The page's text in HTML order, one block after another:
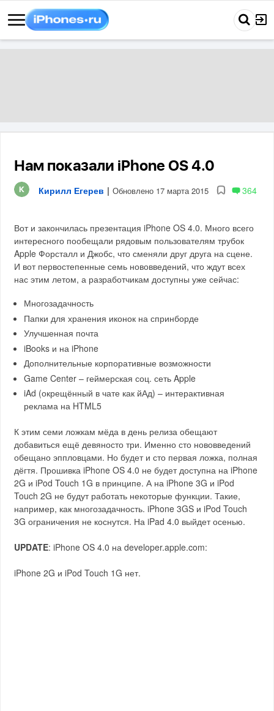
Нам показали iPhone OS 4.0
Кирилл Егерев | Обновлено 17 марта 2015 364
Вот и закончилась презентация iPhone OS 4.0. Много всего
интересного пообещали рядовым пользователям трубок
Apple Форсталл и Джобс, что сменяли друг друга на сцене.
И вот первостепенные семь нововведений, что ждут всех
нас этим летом, а разработчикам доступны уже сейчас:
Многозадачность
Папки для хранения иконок на спринборде
Улучшенная почта
iBooks и на iPhone
Дополнительные корпоративные возможности
Game Center – геймерская соц. сеть Apple
iAd (окрещённый в чате как йАд) – интерактивная
реклама на HTML5
К этим семи ложкам мёда в день релиза обещают
добавиться ещё девяносто три. Именно сто нововведений
обещано эппловцами. Но будет и сто первая ложка, полная
дёгтя. Прошивка iPhone OS 4.0 не будет доступна на iPhone
2G и iPod Touch 1G в принципе. А на iPhone 3G и iPod
Touch 2G не будут работать некоторые функции. Такие,
например, как многозадачность. iPhone 3GS и iPod Touch
3G ограничения не коснутся. На iPad 4.0 выйдет осенью.
UPDATE: iPhone OS 4.0 на developer.apple.com:
iPhone 2G и iPod Touch 1G нет.